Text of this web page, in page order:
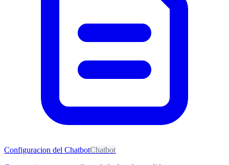
Configuracion del ChatbotChatbot